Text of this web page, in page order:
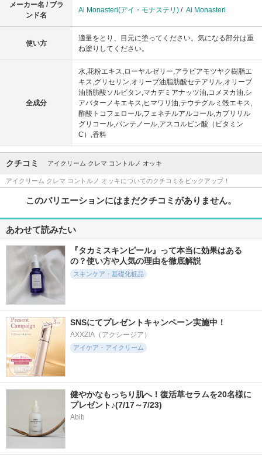
メーカー名 / ブラ
ンド名
Ai Monasteri(アイ・モナステリ) / Ai Monasteri
使い方
適量をとり、目元に塗ってください。気になる部分は重
ね塗りしてください。
全成分
水,花粉エキス,ローヤルゼリー,アラビアモツヤク樹脂エ
キス,グリセリン,オリーブ油脂肪酸セテアリル,オリーブ
油脂肪酸ソルビタン,マカデミアナッツ油,コメヌカ油,シ
アバターノキエキス,ヒマワリ油,テウチグルミ殻エキス,
酢酸トコフェロール,フェネチルアルコール,カプリリル
グリコール,パンテノール,アスコルビン酸（ビタミン
C）,香料
クチコミ アイクリーム クレマ コントルノ オッキ
アイクリーム クレマ コントルノ オッキについてのクチコミをピックアップ！
このバリエーションにはまだクチコミがありません。
あわせて読みたい
『タカミスキンピール』って本当に効果はある
の？使い方や人気の理由を徹底解説
スキンケア・基礎化粧品
SNSにてプレゼントキャンペーン実施中！
AXXZIA（アクシージア）
アイケア・アイクリーム
健やかなもっちり肌へ！復活草セラムを20名様に
プレゼント♪(7/17～7/23)
Abib